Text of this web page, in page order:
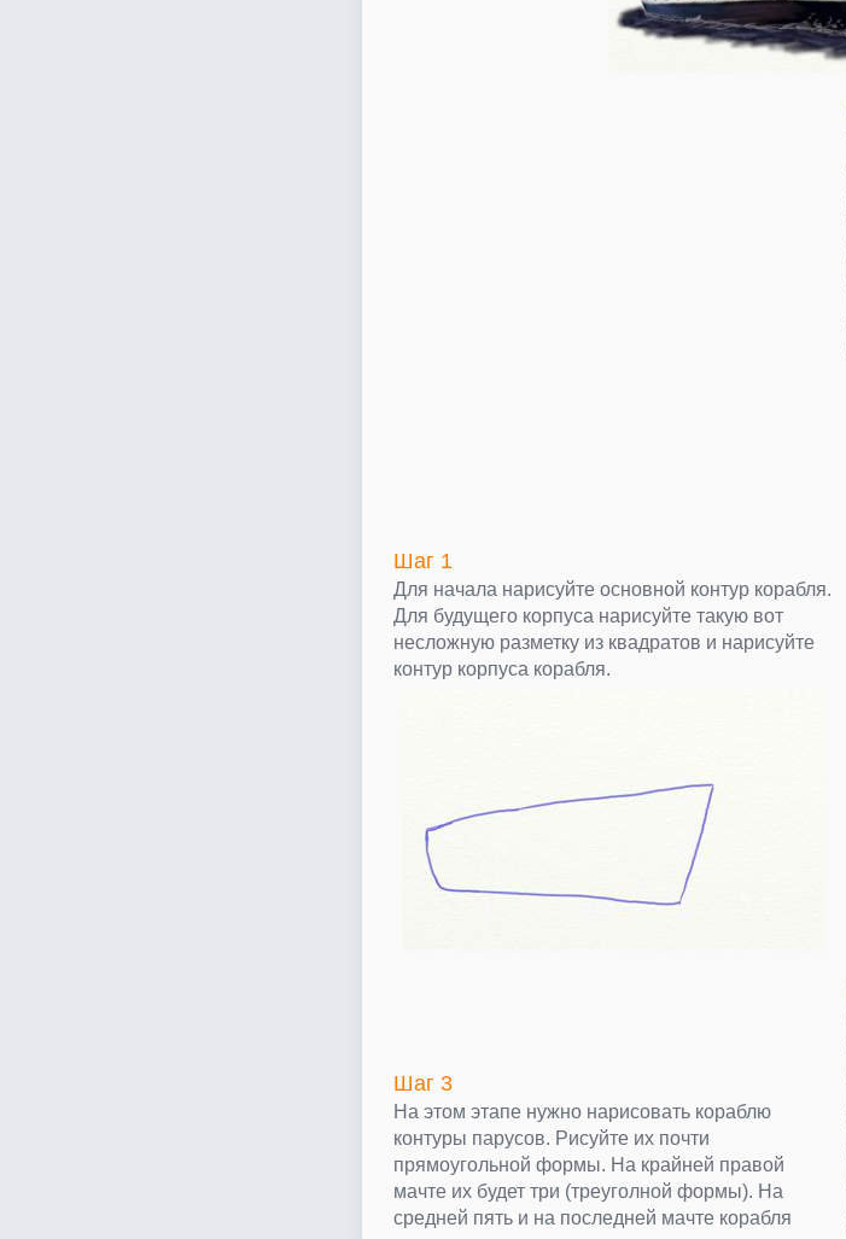
Шаг 1
Для начала нарисуйте основной контур корабля.
Для будущего корпуса нарисуйте такую вот
несложную разметку из квадратов и нарисуйте
контур корпуса корабля.
Шаг 3
На этом этапе нужно нарисовать кораблю
контуры парусов. Рисуйте их почти
прямоугольной формы. На крайней правой
мачте их будет три (треуголной формы). На
средней пять и на последней мачте корабля